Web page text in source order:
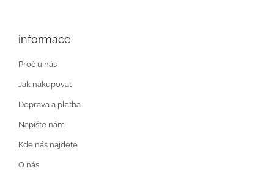
informace
Proč u nás
Jak nakupovat
Doprava a platba
Napište nám
Kde nás najdete
O nás